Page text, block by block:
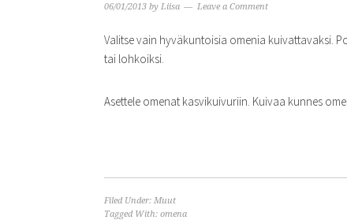
06/01/2013 by Liisa Leave a Comment
Valitse vain hyväkuntoisia omenia kuivattavaksi.
tai lohkoiksi.
Asettele omenat kasvikuivuriin. Kuivaa kunnes
Filed Under: Muut
Tagged With: omena